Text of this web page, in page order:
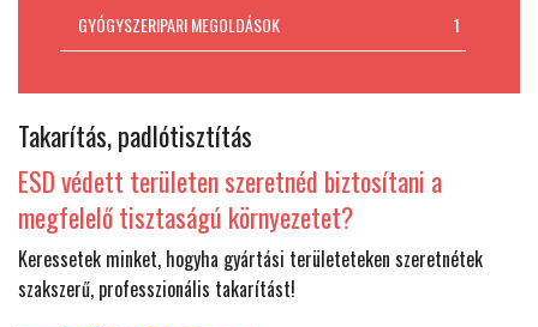
GYÓGYSZERIPARI MEGOLDÁSOK 1
Takarítás, padlótisztítás
ESD védett területen szeretnéd biztosítani a
megfelelő tisztaságú környezetet?
Keressetek minket, hogyha gyártási területeteken szeretnétek
szakszerű, professzionális takarítást!